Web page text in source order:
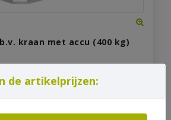
kraan met accu (400 kg)
de artikelprijzen: